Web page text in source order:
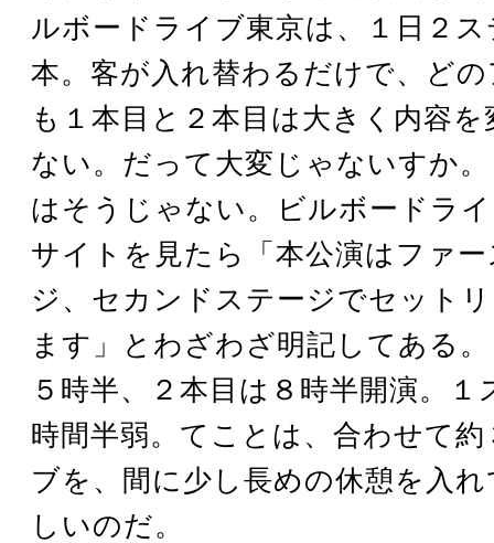
ルボードライブ東京は、１日２
本。客が入れ替わるだけで、ど
も１本目と２本目は大きく内容
ない。だって大変じゃないすか
はそうじゃない。ビルボードラ
サイトを見たら「本公演はファ
ジ、セカンドステージでセット
ます」とわざわざ明記してある
５時半、２本目は８時半開演。１
時間半弱。てことは、合わせて
ブを、間に少し長めの休憩を入
しいのだ。